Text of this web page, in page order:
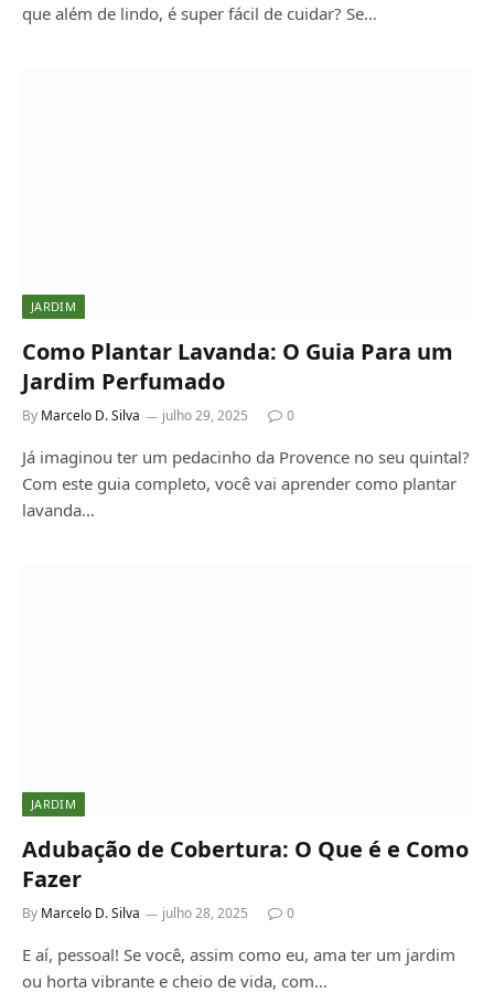
que além de lindo, é super fácil de cuidar? Se…
JARDIM
Como Plantar Lavanda: O Guia Para um
Jardim Perfumado
By Marcelo D. Silva julho 29, 2025 0
Já imaginou ter um pedacinho da Provence no seu quintal?
Com este guia completo, você vai aprender como plantar
lavanda…
JARDIM
Adubação de Cobertura: O Que é e Como
Fazer
By Marcelo D. Silva julho 28, 2025 0
E aí, pessoal! Se você, assim como eu, ama ter um jardim
ou horta vibrante e cheio de vida, com…